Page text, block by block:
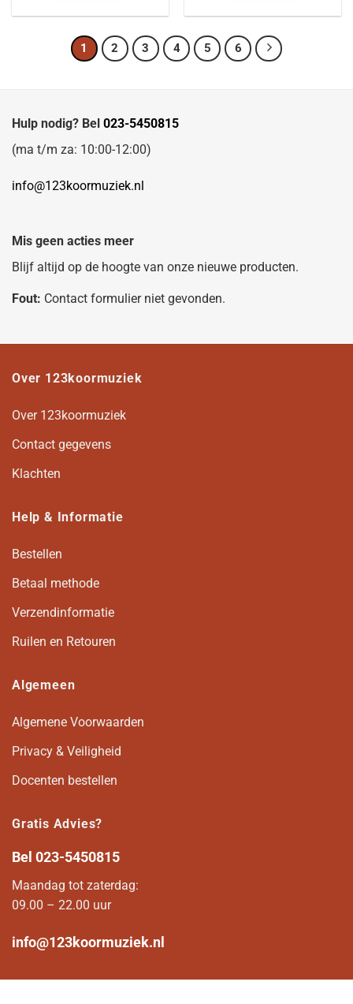
1 2 3 4 5 6
Hulp nodig? Bel 023-5450815
(ma t/m za: 10:00-12:00)
info@123koormuziek.nl
Mis geen acties meer
Blijf altijd op de hoogte van onze nieuwe producten.
Fout: Contact formulier niet gevonden.
Over 123koormuziek
Over 123koormuziek
Contact gegevens
Klachten
Help & Informatie
Bestellen
Betaal methode
Verzendinformatie
Ruilen en Retouren
Algemeen
Algemene Voorwaarden
Privacy & Veiligheid
Docenten bestellen
Gratis Advies?
Bel 023-5450815
Maandag tot zaterdag:
09.00 – 22.00 uur
info@123koormuziek.nl